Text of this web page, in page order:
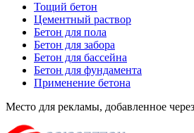
Тощий бетон
Цементный раствор
Бетон для пола
Бетон для забора
Бетон для бассейна
Бетон для фундамента
Применение бетона
Место для рекламы, добавленное